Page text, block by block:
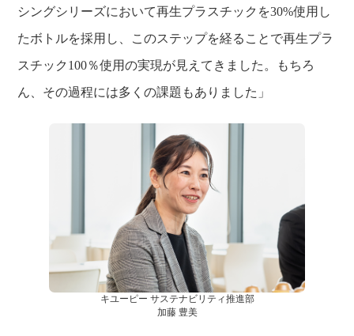
シングシリーズにおいて再生プラスチックを30%使用し
たボトルを採用し、このステップを経ることで再生プラ
スチック100％使用の実現が見えてきました。もちろ
ん、その過程には多くの課題もありました」
キユーピー サステナビリティ推進部
加藤 豊美